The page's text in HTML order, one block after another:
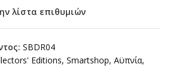
λίστα επιθυμιών
SBDR04
Editions, Smartshop, Αϋπνία,